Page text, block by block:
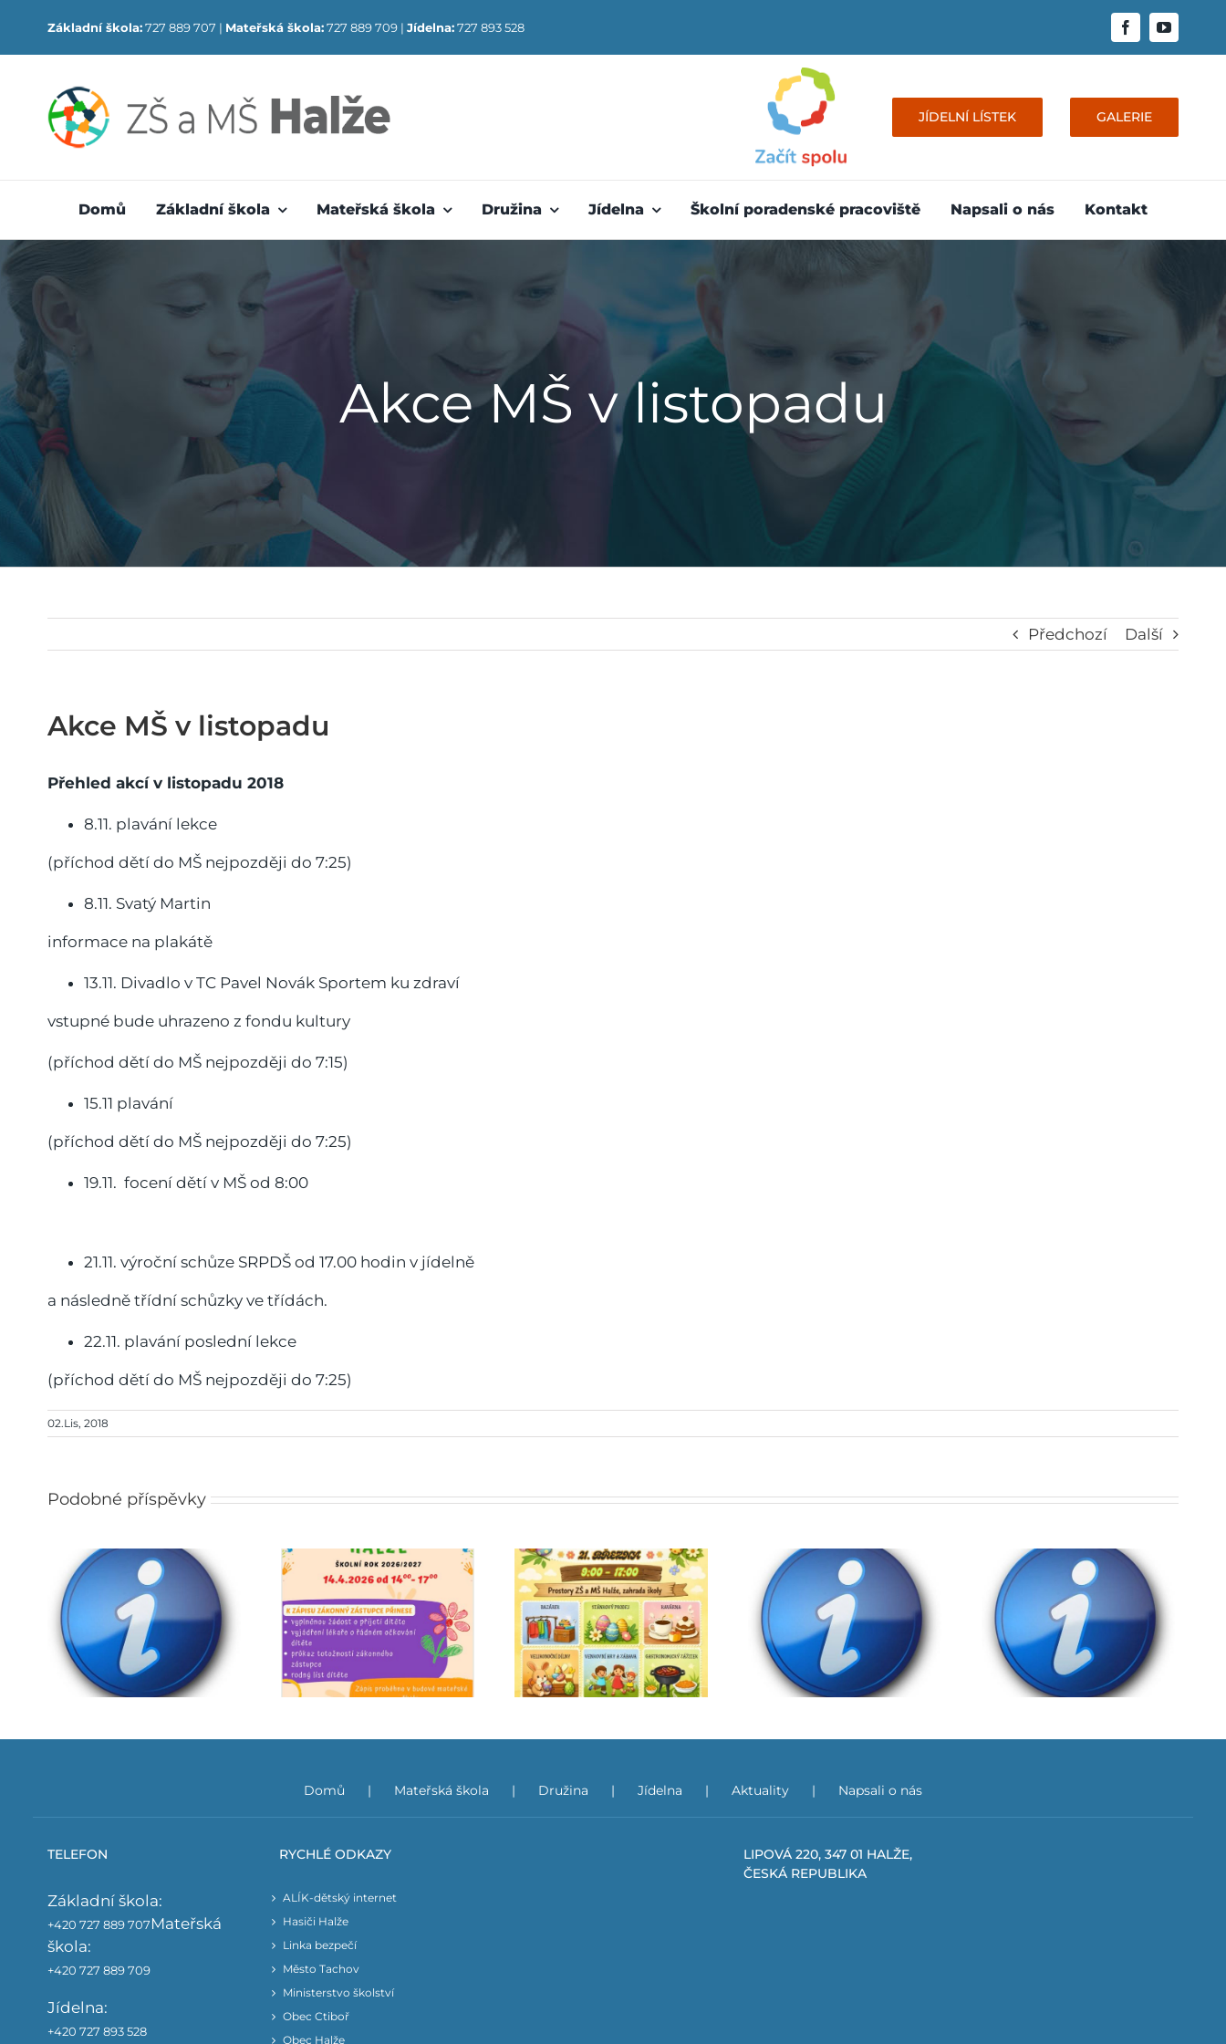
content
Základní škola:727 889 707 | Mateřská škola:727 889 709 | Jídelna:727 893 528
JÍDELNÍ LÍSTEK GALERIE
Domů Základní škola Mateřská škola Družina Jídelna Školní poradenské pracoviště Napsali o nás Kontakt
Akce MŠ v listopadu
Předchozí Další
Akce MŠ v listopadu
Přehled akcí v listopadu 2018
8.11. plavání lekce
(příchod dětí do MŠ nejpozději do 7:25)
8.11. Svatý Martin
informace na plakátě
13.11. Divadlo v TC Pavel Novák Sportem ku zdraví
vstupné bude uhrazeno z fondu kultury
(příchod dětí do MŠ nejpozději do 7:15)
15.11 plavání
(příchod dětí do MŠ nejpozději do 7:25)
19.11. focení dětí v MŠ od 8:00
21.11. výroční schůze SRPDŠ od 17.00 hodin v jídelně
a následně třídní schůzky ve třídách.
22.11. plavání poslední lekce
(příchod dětí do MŠ nejpozději do 7:25)
02.Lis, 2018
Podobné příspěvky
Zápis do mateřské školy Jarmark
Doplňující informace
k žádostem o odklad
povinné školní docházky
(PŠD)
Důležité upozornění
Domů Mateřská škola Družina Jídelna Aktuality Napsali o nás
TELEFON
Základní škola:
+420 727 889 707Mateřská
škola:
+420 727 889 709
Jídelna:
+420 727 893 528
RYCHLÉ ODKAZY
ALÍK-dětský internet
Hasiči Halže
Linka bezpečí
Město Tachov
Ministerstvo školství
Obec Ctiboř
Obec Halže
LIPOVÁ 220, 347 01 HALŽE,
ČESKÁ REPUBLIKA